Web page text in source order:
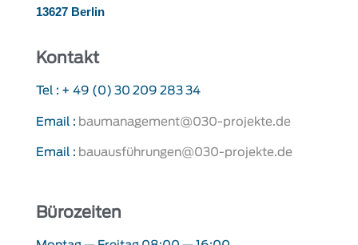
13627 Ber­lin
Kon­takt
Tel : + 49 (0) 30 209 283 34
Email : baumanagement@030-projekte.de
Email : bauausführungen@030-projekte.de
Büro­zei­ten